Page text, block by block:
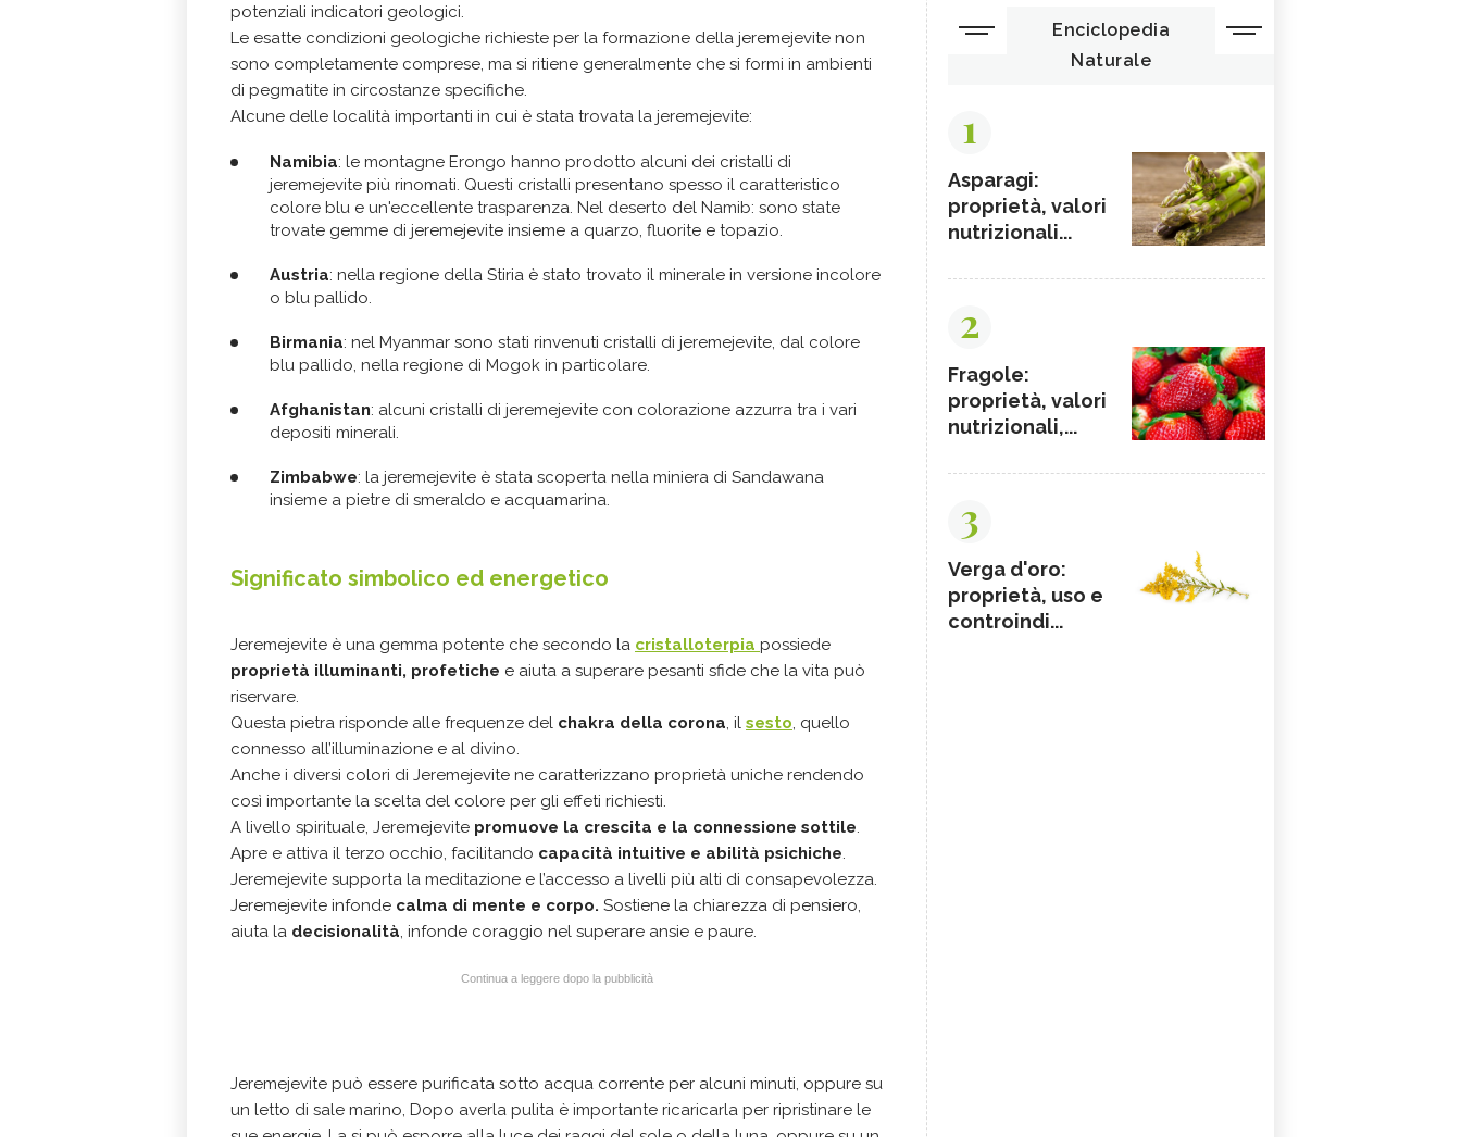
potenziali indicatori geologici.
Le esatte condizioni geologiche richieste per la formazione della jeremejevite non
sono completamente comprese, ma si ritiene generalmente che si formi in ambienti
di pegmatite in circostanze specifiche.
Alcune delle località importanti in cui è stata trovata la jeremejevite:
Namibia: le montagne Erongo hanno prodotto alcuni dei cristalli di
jeremejevite più rinomati. Questi cristalli presentano spesso il caratteristico
colore blu e un'eccellente trasparenza. Nel deserto del Namib: sono state
trovate gemme di jeremejevite insieme a quarzo, fluorite e topazio.
Austria: nella regione della Stiria è stato trovato il minerale in versione incolore
o blu pallido.
Birmania: nel Myanmar sono stati rinvenuti cristalli di jeremejevite, dal colore
blu pallido, nella regione di Mogok in particolare.
Afghanistan: alcuni cristalli di jeremejevite con colorazione azzurra tra i vari
depositi minerali.
Zimbabwe: la jeremejevite è stata scoperta nella miniera di Sandawana
insieme a pietre di smeraldo e acquamarina.
Significato simbolico ed energetico
Jeremejevite è una gemma potente che secondo la cristalloterpia possiede
proprietà illuminanti, profetiche e aiuta a superare pesanti sfide che la vita può
riservare.
Questa pietra risponde alle frequenze del chakra della corona, il sesto, quello
connesso all’illuminazione e al divino.
Anche i diversi colori di Jeremejevite ne caratterizzano proprietà uniche rendendo
così importante la scelta del colore per gli effeti richiesti.
A livello spirituale, Jeremejevite promuove la crescita e la connessione sottile.
Apre e attiva il terzo occhio, facilitando capacità intuitive e abilità psichiche.
Jeremejevite supporta la meditazione e l’accesso a livelli più alti di consapevolezza.
Jeremejevite infonde calma di mente e corpo. Sostiene la chiarezza di pensiero,
aiuta la decisionalità, infonde coraggio nel superare ansie e paure.
Continua a leggere dopo la pubblicità
Jeremejevite può essere purificata sotto acqua corrente per alcuni minuti, oppure su
un letto di sale marino, Dopo averla pulita è importante ricaricarla per ripristinare le
Enciclopedia
Naturale
1
Asparagi:
proprietà, valori
nutrizionali...
2
Fragole:
proprietà, valori
nutrizionali,...
3
Verga d'oro:
proprietà, uso e
controindi...